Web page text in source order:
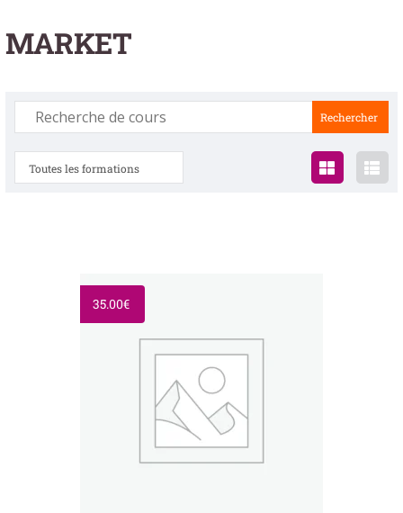
MARKET
Toutes les formations
35.00€